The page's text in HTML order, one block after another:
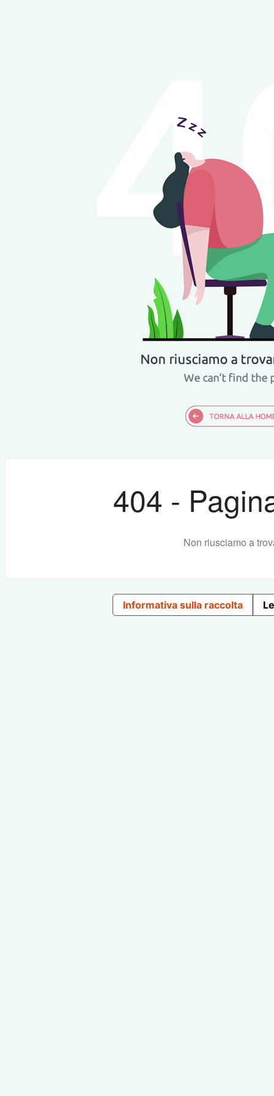
404 -
Non riusciamo a
Informativa sulla raccolta